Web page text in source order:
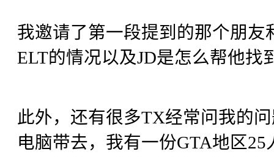
我邀请了第一段提到的那个朋
ELT的情况以及JD是怎么帮他
此外，还有很多TX经常问我的
电脑带去，我有一份GTA地区